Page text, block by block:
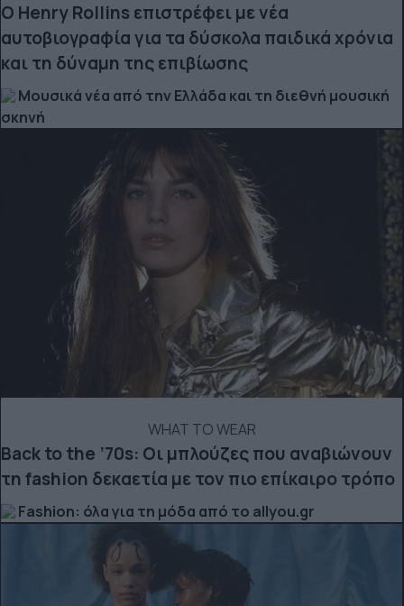
Ο Henry Rollins επιστρέφει με νέα
αυτοβιογραφία για τα δύσκολα παιδικά χρόνια
και τη δύναμη της επιβίωσης
Μουσικά νέα από την Ελλάδα και τη διεθνή μουσική
σκηνή
WHAT TO WEAR
Back to the ’70s: Οι μπλούζες που αναβιώνουν
τη fashion δεκαετία με τον πιο επίκαιρο τρόπο
Fashion: όλα για τη μόδα από το allyou.gr